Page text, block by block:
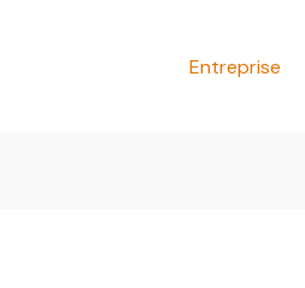
Entreprise